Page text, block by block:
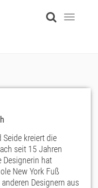
Toggle
kreiert die
seit 15 Jahren
Designerin hat
New York Fuß
Designern aus